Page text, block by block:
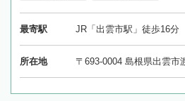
最寄駅 JR「出雲市駅」徒歩16分
所在地 〒693-0004 島根県出雲市